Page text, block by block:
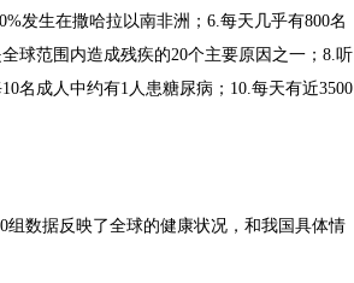
发生在撒哈拉以南非洲；6.每天几乎有800名
球范围内造成残疾的20个主要原因之一；8.听
名成人中约有1人患糖尿病；10.每天有近3500
数据反映了全球的健康状况，和我国具体情